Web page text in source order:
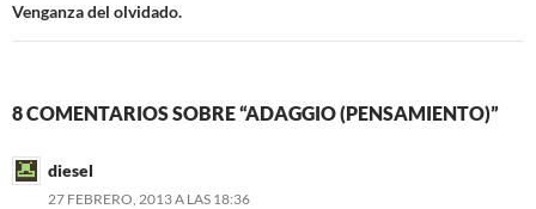
Venganza del olvidado.
8 COMENTARIOS SOBRE “ADAGGIO (PENSAMIENTO)”
diesel
27 FEBRERO, 2013 A LAS 18:36